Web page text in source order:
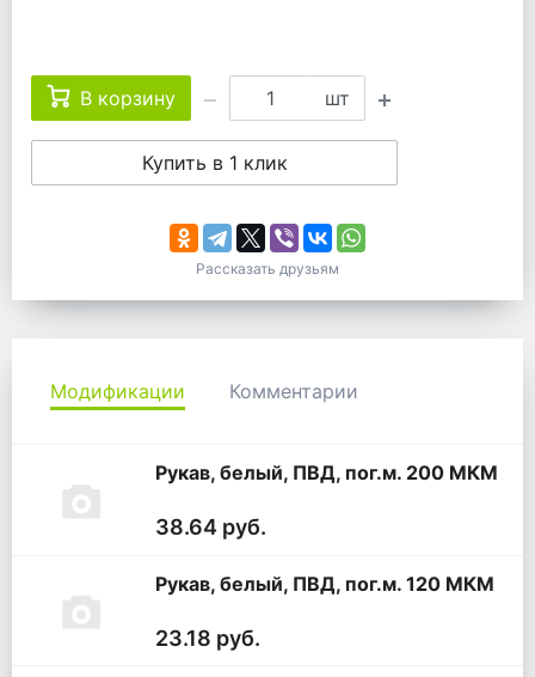
В корзину шт
Купить в 1 клик
Рассказать друзьям
Модификации Комментарии
Рукав, белый, ПВД, пог.м. 200 МКМ
38.64 руб.
Рукав, белый, ПВД, пог.м. 120 МКМ
23.18 руб.